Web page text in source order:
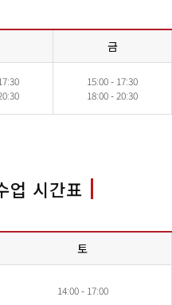
금
15:00 - 17:30
18:00 - 20:30
업 시간표
토
14:00 - 17:00